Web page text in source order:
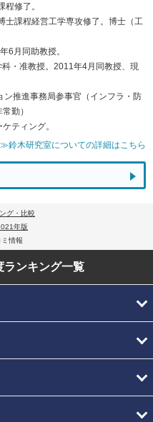
修了。
士課程経営工学専攻修了。博士（工
6月同助教授。
・准教授。2011年4月同教授、現
推進事務局参事官（インフラ・防
勤）
ティング。
≫鈴木研究室についての詳細はこちら
グ・比較
年版
情報
ランキング一覧